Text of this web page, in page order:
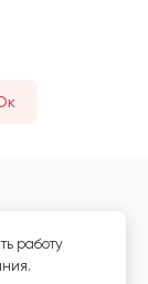
публичной
работу